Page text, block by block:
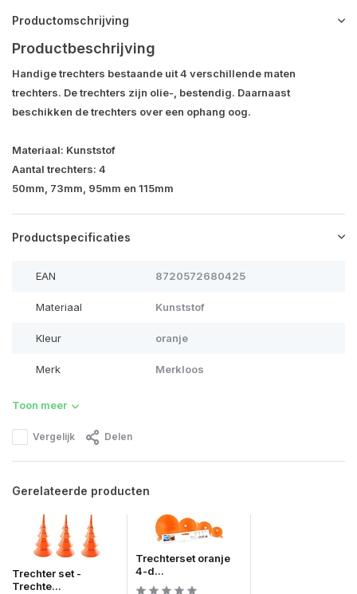
Productomschrijving
Productbeschrijving
Handige trechters bestaande uit 4 verschillende maten
trechters. De trechters zijn olie-, bestendig. Daarnaast
beschikken de trechters over een ophang oog.
Materiaal: Kunststof
Aantal trechters: 4
50mm, 73mm, 95mm en 115mm
Productspecificaties
EAN 8720572680425
Materiaal Kunststof
Kleur oranje
Merk Merkloos
Toon meer
Vergelijk Delen
Gerelateerde producten
Trechter set -
Trechte...
Trechterset oranje
4-d...